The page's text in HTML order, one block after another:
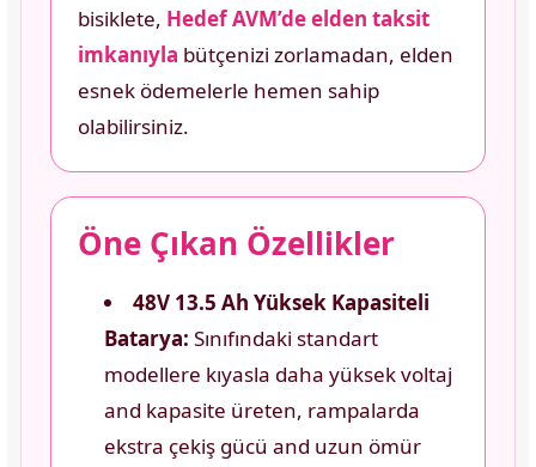
bisiklete, Hedef AVM’de elden taksit
imkanıyla bütçenizi zorlamadan, elden
esnek ödemelerle hemen sahip
olabilirsiniz.
Öne Çıkan Özellikler
48V 13.5 Ah Yüksek Kapasiteli
Batarya: Sınıfındaki standart
modellere kıyasla daha yüksek voltaj
and kapasite üreten, rampalarda
ekstra çekiş gücü and uzun ömür